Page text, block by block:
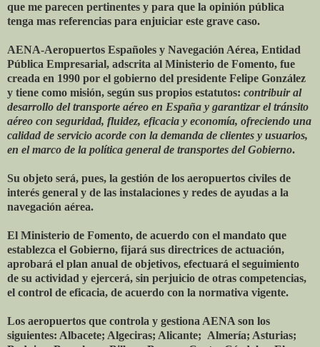
que me parecen pertinentes y para que la opinión pública
tenga mas referencias para enjuiciar este grave caso.
AENA-Aeropuertos Españoles y Navegación Aérea, Entidad
Pública Empresarial, adscrita al Ministerio de Fomento, fue
creada en 1990 por el gobierno del presidente Felipe González
y tiene como misión, según sus propios estatutos: contribuir al
desarrollo del transporte aéreo en España y garantizar el tránsito
aéreo con seguridad, fluidez, eficacia y economía, ofreciendo una
calidad de servicio acorde con la demanda de clientes y usuarios,
en el marco de la política general de transportes del Gobierno.
Su objeto será, pues, la gestión de los aeropuertos civiles de
interés general y de las instalaciones y redes de ayudas a la
navegación aérea.
El Ministerio de Fomento, de acuerdo con el mandato que
establezca el Gobierno, fijará sus directrices de actuación,
aprobará el plan anual de objetivos, efectuará el seguimiento
de su actividad y ejercerá, sin perjuicio de otras competencias,
el control de eficacia, de acuerdo con la normativa vigente.
Los aeropuertos que controla y gestiona AENA son los
siguientes: Albacete; Algeciras; Alicante; Almería; Asturias;